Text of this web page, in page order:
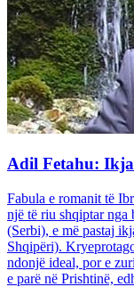
Adil Fetahu:
Fabula e romanit të
një të riu shqiptar nga
(Serbi), e më pastaj
Shqipëri).
ndonjë ideal, por e
e parë në Prishtinë,